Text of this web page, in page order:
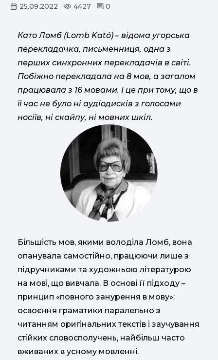
25.09.2022 4427 0
Като Ломб (Lomb Kató) – відома угорська
перекладачка, письменниця, одна з
перших синхронних перекладачів в світі.
Побіжно перекладала на 8 мов, а загалом
працювала з 16 мовами. І це при тому, що в
її час не було ні аудіодисків з голосами
носіїв, ні скайпу, ні мовних шкіл.
Більшість мов, якими володіла Ломб, вона
опанувала самостійно, працюючи лише з
підручниками та художньою літературою
на мові, що вивчала. В основі її підходу –
принцип «повного занурення в мову»:
освоєння граматики паралельно з
читанням оригінальних текстів і заучування
стійких словосполучень, найбільш часто
вживаних в усному мовленні.